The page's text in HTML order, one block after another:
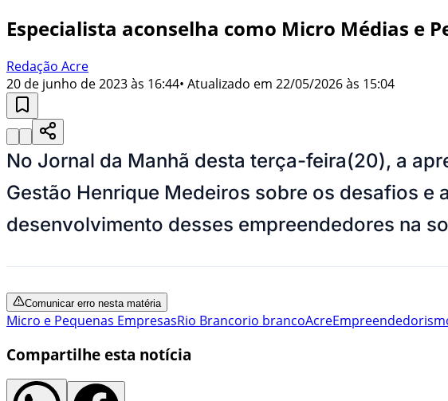
Especialista aconselha como Micro Médias e
Redação Acre
20 de junho de 2023 às 16:44• Atualizado em 22/05/2026 às 15:04
No Jornal da Manhã desta terça-feira(20), a
Gestão Henrique Medeiros sobre os desafios e
desenvolvimento desses empreendedores na
Comunicar erro nesta matéria
Micro e Pequenas EmpresasRio Brancorio brancoAcre
Compartilhe esta notícia